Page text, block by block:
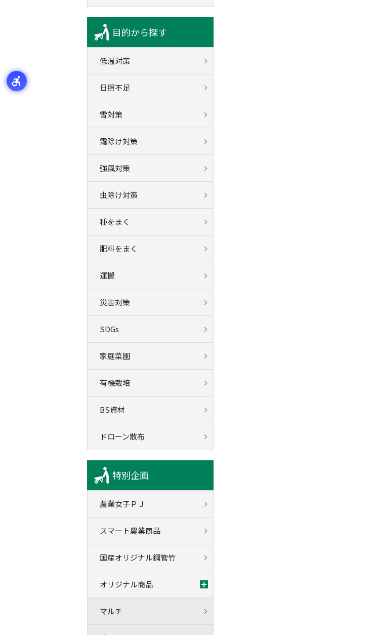
目的から探す
低温対策
日照不足
雪対策
霜除け対策
強風対策
虫除け対策
種をまく
肥料をまく
運搬
災害対策
SDGs
家庭菜園
有機栽培
BS資材
ドローン散布
特別企画
農業女子ＰＪ
スマート農業商品
国産オリジナル鋼管竹
オリジナル商品
マルチ